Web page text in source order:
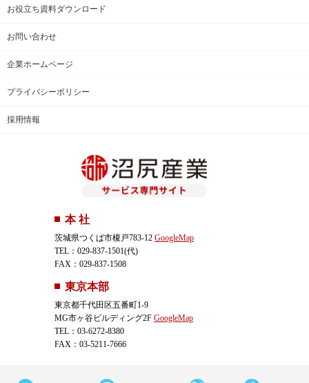
お役立ち資料ダウンロード
お問い合わせ
企業ホームページ
プライバシーポリシー
採用情報
本 社
茨城県つくば市榎戸783-12 GoogleMap
TEL：029-837-1501(代)
FAX：029-837-1508
東京本部
東京都千代田区五番町1-9
MG市ヶ谷ビルディング2F GoogleMap
TEL：03-6272-8380
FAX：03-5211-7666